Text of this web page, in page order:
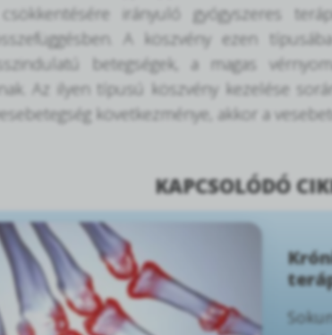
irányuló gyógyszeres
A köszvény ezen
betegségek, a magas
Az ilyen típusú köszvény kezelése
következménye, akkor a
KAPCSOLÓDÓ